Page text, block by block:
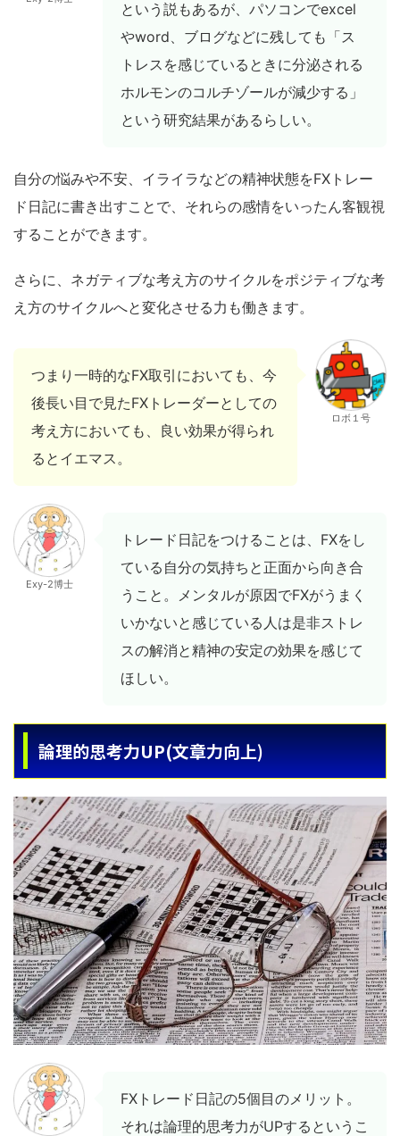
という説もあるが、パソコンでexcel
やword、ブログなどに残しても「ス
トレスを感じているときに分泌される
ホルモンのコルチゾールが減少する」
という研究結果があるらしい。
自分の悩みや不安、イライラなどの精神状態をFXトレー
ド日記に書き出すことで、それらの感情をいったん客観視
することができます。
さらに、ネガティブな考え方のサイクルをポジティブな考
え方のサイクルへと変化させる力も働きます。
つまり一時的なFX取引においても、今
後長い目で見たFXトレーダーとしての
考え方においても、良い効果が得られ
るとイエマス。
ロボ１号
Exy-2博士
トレード日記をつけることは、FXをし
ている自分の気持ちと正面から向き合
うこと。メンタルが原因でFXがうまく
いかないと感じている人は是非ストレ
スの解消と精神の安定の効果を感じて
ほしい。
論理的思考力UP(文章力向上)
FXトレード日記の5個目のメリット。
それは論理的思考力がUPするというこ